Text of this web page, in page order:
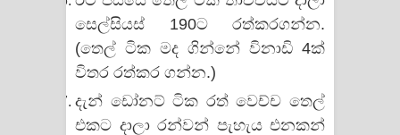
සෙල්සියස් 190ට රත්කරගන්න.
(තෙල් ටික මද ගින්නේ විනාඩි 4ක්
විතර රත්කර ගන්න.)
දැන් ඩෝනට් ටික රත් වෙච්ච තෙල්
එකට දාලා රන්වන් පැහැය එනකන්